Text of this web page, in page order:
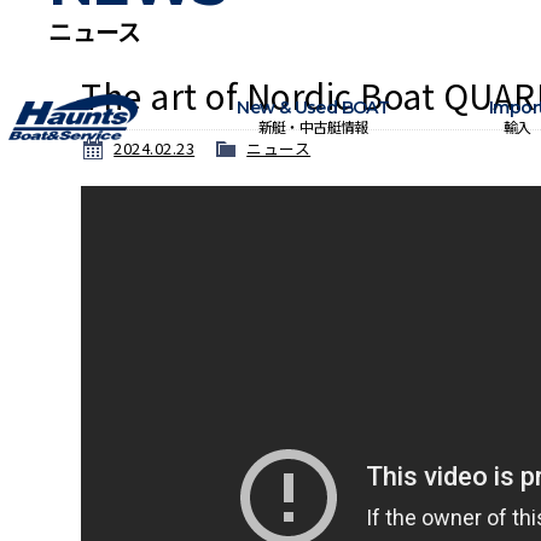
New & Used BOAT
新艇・中古艇情報 輸入
ニュース
The art of Nordic Boat
2024.02.23 ニュース